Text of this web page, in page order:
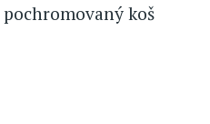
koš